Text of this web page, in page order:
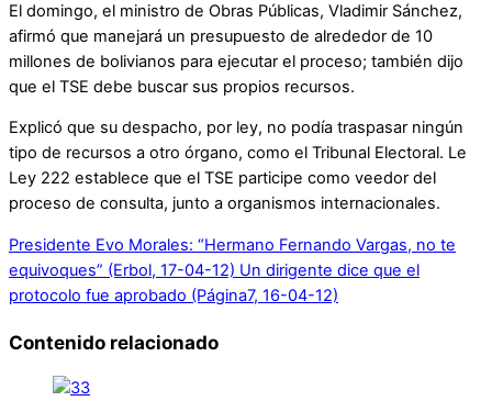
El domingo, el ministro de Obras Públicas, Vladimir Sánchez,
afirmó que manejará un presupuesto de alrededor de 10
millones de bolivianos para ejecutar el proceso; también dijo
que el TSE debe buscar sus propios recursos.
Explicó que su despacho, por ley, no podía traspasar ningún
tipo de recursos a otro órgano, como el Tribunal Electoral. Le
Ley 222 establece que el TSE participe como veedor del
proceso de consulta, junto a organismos internacionales.
Presidente Evo Morales: “Hermano Fernando Vargas, no te
equivoques” (Erbol, 17-04-12) Un dirigente dice que el
protocolo fue aprobado (Página7, 16-04-12)
Contenido relacionado